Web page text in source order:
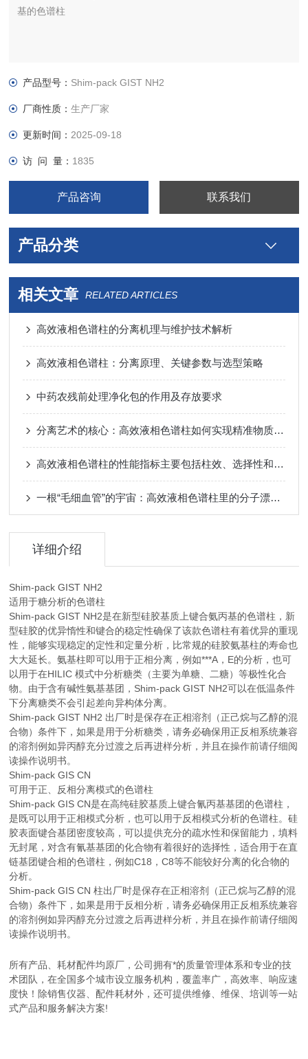
基的色谱柱
产品型号： Shim-pack GIST NH2
厂商性质：生产厂家
更新时间： 2025-09-18
访 问 量： 1835
产品咨询 联系我们
产品分类
相关文章 RELATED ARTICLES
高效液相色谱柱的分离机理与维护技术解析
高效液相色谱柱：分离原理、关键参数与选型策略
中药农残前处理净化包的作用及存放要求
分离艺术的核心：高效液相色谱柱如何实现精准物质分离
高效液相色谱柱的性能指标主要包括柱效、选择性和稳定性
一根“毛细血管”的宇宙：高效液相色谱柱里的分子漂流史
详细介绍
Shim-pack GIST NH2
适用于糖分析的色谱柱
Shim-pack GIST NH2是在新型硅胶基质上键合氨丙基的色谱柱，新
型硅胶的优异惰性和键合的稳定性确保了该款色谱柱有着优异的重现
性，能够实现稳定的定性和定量分析，比常规的硅胶氨基柱的寿命也
大大延长。氨基柱即可以用于正相分离，例如***A，E的分析，也可
以用于在HILIC 模式中分析糖类（主要为单糖、二糖）等极性化合
物。由于含有碱性氨基基团，Shim-pack GIST NH2可以在低温条件
下分离糖类不会引起差向异构体分离。
Shim-pack GIST NH2 出厂时是保存在正相溶剂（正己烷与乙醇的混
合物）条件下，如果是用于分析糖类，请务必确保用正反相系统兼容
的溶剂例如异丙醇充分过渡之后再进样分析，并且在操作前请仔细阅
读操作说明书。
Shim-pack GIS CN
可用于正、反相分离模式的色谱柱
Shim-pack GIS CN是在高纯硅胶基质上键合氰丙基基团的色谱柱，
是既可以用于正相模式分析，也可以用于反相模式分析的色谱柱。硅
胶表面键合基团密度较高，可以提供充分的疏水性和保留能力，填料
无封尾，对含有氰基基团的化合物有着很好的选择性，适合用于在直
链基团键合相的色谱柱，例如C18，C8等不能较好分离的化合物的
分析。
Shim-pack GIS CN 柱出厂时是保存在正相溶剂（正己烷与乙醇的混
合物）条件下，如果是用于反相分析，请务必确保用正反相系统兼容
的溶剂例如异丙醇充分过渡之后再进样分析，并且在操作前请仔细阅
读操作说明书。
所有产品、耗材配件均原厂，公司拥有*的质量管理体系和专业的技
术团队，在全国多个城市设立服务机构，覆盖率广，高效率、响应速
度快！除销售仪器、配件耗材外，还可提供维修、维保、培训等一站
式产品和服务解决方案!